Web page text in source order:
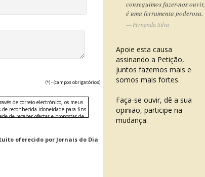
(*) - (campos obrigatórios)
de correio electrónico, os meus
de reconhecida idoneidade para fins
de receber ofertas e propostas de
casa, utilidades domésticas,
oferecido por Jornais do Dia
conseguimos fazer-nos ouvir,
é uma ferramenta poderosa.
Fernanda Silva
Apoie esta causa
assinando a Petição,
juntos fazemos mais e
somos mais fortes.
Faça-se ouvir, dê a sua
opinião, participe na
mudança.